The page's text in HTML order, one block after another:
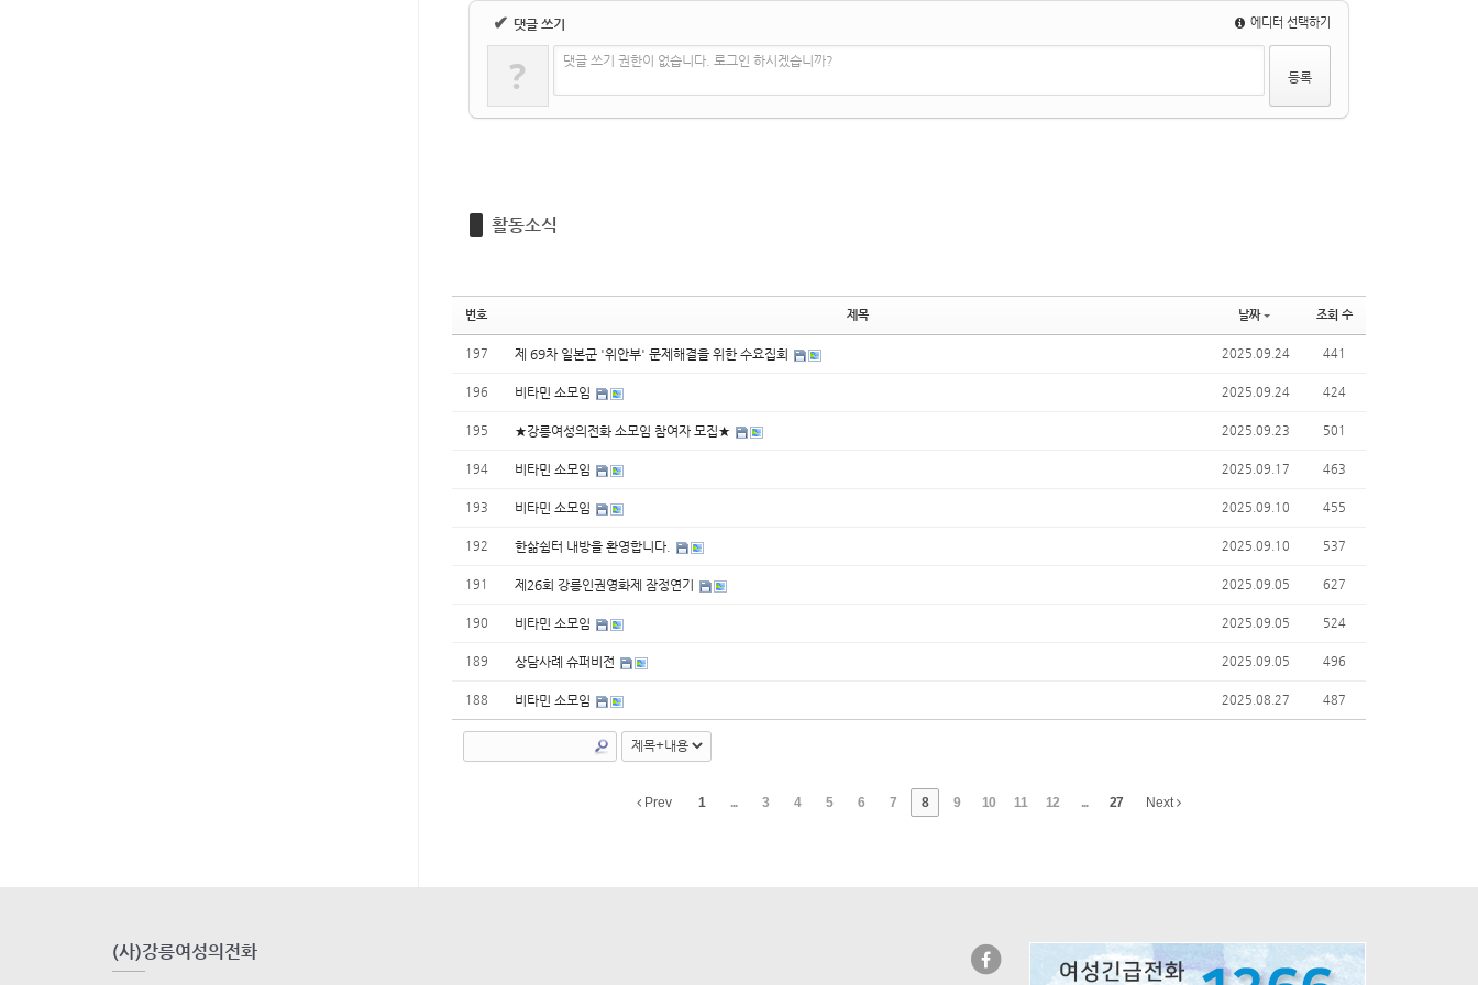
✔ 댓글 쓰기 에디터 선택하기
? 댓글 쓰기 권한이 없습니다. 로그인 하시겠습니까?
활동소식
번호 제목 날짜 조회 수
197 제 69차 일본군 '위안부' 문제해결을 위한 수요집회 2025.09.24 441
196 비타민 소모임 2025.09.24 424
195 ★강릉여성의전화 소모임 참여자 모집★ 2025.09.23 501
194 비타민 소모임 2025.09.17 463
193 비타민 소모임 2025.09.10 455
192 한삶쉼터 내방을 환영합니다. 2025.09.10 537
191 제26회 강릉인권영화제 잠정연기 2025.09.05 627
190 비타민 소모임 2025.09.05 524
189 상담사례 슈퍼비전 2025.09.05 496
188 비타민 소모임 2025.08.27 487
Prev 1 ... 3 4 5 6 7 8 9 10 11 12 ... 27 Next
(사)강릉여성의전화